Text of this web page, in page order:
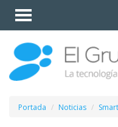
Invitado
Iniciar
sesión /
Registrarse
Esenciales
Móviles
Portada Noticias